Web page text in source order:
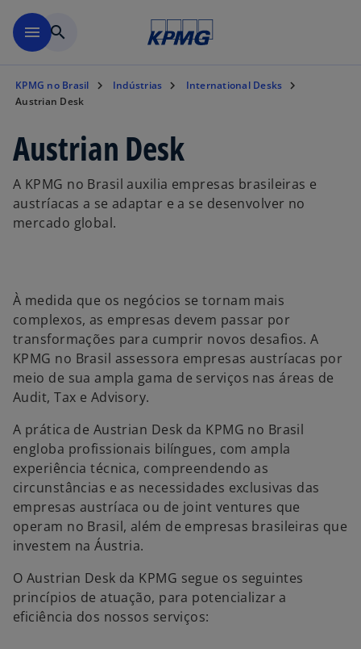
menu search
KPMG no Brasil Indústrias
International Desks
Austrian Desk
Austrian Desk
A KPMG no Brasil auxilia empresas brasileiras e
austríacas a se adaptar e a se desenvolver no
mercado global.
À medida que os negócios se tornam mais
complexos, as empresas devem passar por
transformações para cumprir novos desafios. A
KPMG no Brasil assessora empresas austríacas por
meio de sua ampla gama de serviços nas áreas de
Audit, Tax e Advisory.
A prática de Austrian Desk da KPMG no Brasil
engloba profissionais bilíngues, com ampla
experiência técnica, compreendendo as
circunstâncias e as necessidades exclusivas das
empresas austríaca ou de joint ventures que
operam no Brasil, além de empresas brasileiras que
investem na Áustria.
O Austrian Desk da KPMG segue os seguintes
princípios de atuação, para potencializar a
eficiência dos nossos serviços: